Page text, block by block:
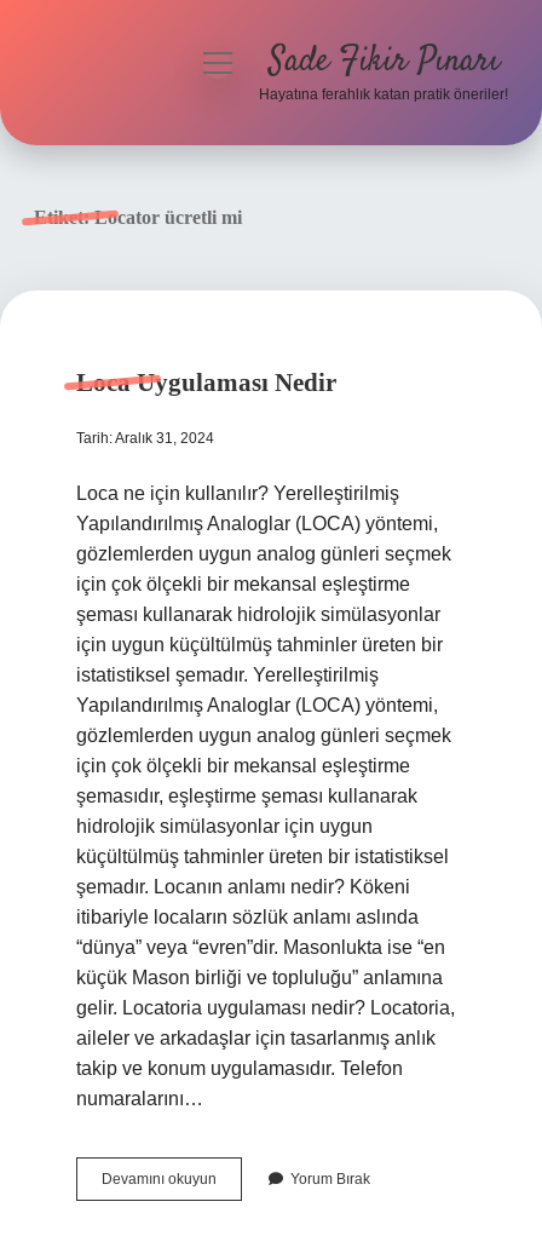
menüyüSade Fikir Pınarı
Hayatına ferahlık katan pratik öneriler!
Etiket:Locator ücretli mi
Loca Uygulaması Nedir
Tarih: Aralık 31, 2024
Loca ne için kullanılır? Yerelleştirilmiş
Yapılandırılmış Analoglar (LOCA) yöntemi,
gözlemlerden uygun analog günleri seçmek
için çok ölçekli bir mekansal eşleştirme
şeması kullanarak hidrolojik simülasyonlar
için uygun küçültülmüş tahminler üreten bir
istatistiksel şemadır. Yerelleştirilmiş
Yapılandırılmış Analoglar (LOCA) yöntemi,
gözlemlerden uygun analog günleri seçmek
için çok ölçekli bir mekansal eşleştirme
şemasıdır, eşleştirme şeması kullanarak
hidrolojik simülasyonlar için uygun
küçültülmüş tahminler üreten bir istatistiksel
şemadır. Locanın anlamı nedir? Kökeni
itibariyle locaların sözlük anlamı aslında
“dünya” veya “evren”dir. Masonlukta ise “en
küçük Mason birliği ve topluluğu” anlamına
gelir. Locatoria uygulaması nedir? Locatoria,
aileler ve arkadaşlar için tasarlanmış anlık
takip ve konum uygulamasıdır. Telefon
numaralarını…
Devamını okuyun
Uygulaması
Yorum Bırak